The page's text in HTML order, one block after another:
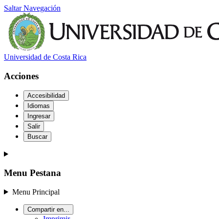
Saltar Navegación
Universidad de Costa Rica
Acciones
Accesibilidad
Idiomas
Ingresar
Salir
Buscar
Menu Pestana
Menu Principal
Compartir en...